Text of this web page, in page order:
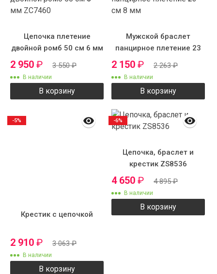
Цепочка плетение
двойной ромб 50 см 6 мм
2 950 ₽ 3 550₽
В наличии
В корзину
Мужской браслет
панцирное плетение 23
2 150 ₽ 2 263₽
В наличии
В корзину
Крестик с цепочкой
2 910 ₽ 3 063₽
В наличии
В корзину
-5%
Цепочка, браслет и
крестик ZS8536
4 650 ₽ 4 895₽
В наличии
В корзину
-6%